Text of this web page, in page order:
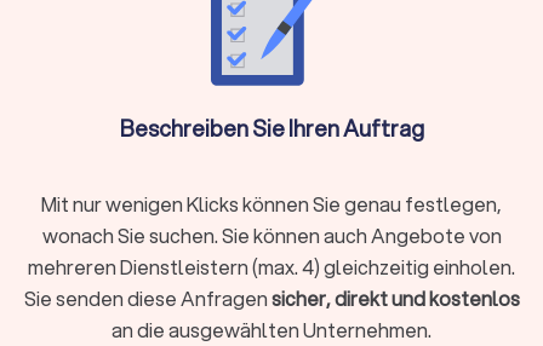
Kernleistungen eines Umzugsunternehmens
Die grundlegendsten Aufgaben, die fast jedes
Umzugsunternehmen anbietet:
Der sichere Transport des Umzugsguts von der
eines geeigneten LKW (Möbelwagen) und des Fahrpersonals.
Be- und Entladen:Das professionelle Tragen und Verstauen
der Möbel und Umzugskartons in den LKW sowie das
Ausladen am Zielort.
Transportsicherung:Das fachgerechte Sichern der Möbel im
LKW mit Decken, Gurten und Folien, um Schäden während der
Beschreiben Sie Ihren Auftrag
Mit nur wenigen Klicks können Sie genau festlegen,
wonach Sie suchen. Sie können auch Angebote von
mehreren Dienstleistern (max. 4) gleichzeitig einholen.
Sie senden diese Anfragensicher, direkt und kostenlos
an die ausgewählten Unternehmen.